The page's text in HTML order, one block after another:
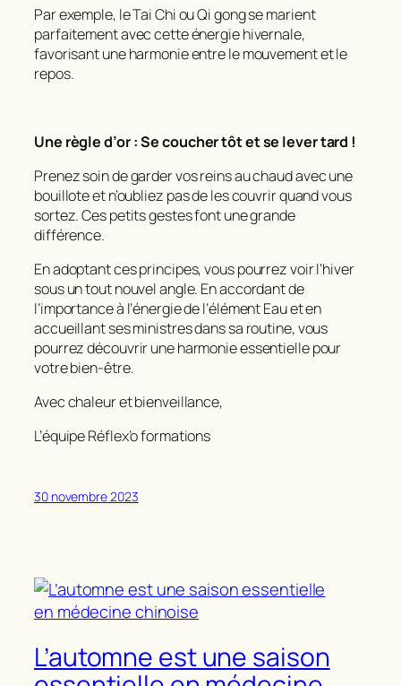
Par exemple, le Tai Chi ou Qi gong se marient
parfaitement avec cette énergie hivernale,
favorisant une harmonie entre le mouvement et le
repos.
Une règle d’or :Se coucher tôt et se lever tard !
Prenez soin de garder vos reins au chaud avec une
bouillote et n’oubliez pas de les couvrir quand vous
sortez. Ces petits gestes font une grande
différence.
En adoptant ces principes, vous pourrez voir l’hiver
sous un tout nouvel angle. En accordant de
l’importance à l’énergie de l’élément Eau et en
accueillant ses ministres dans sa routine, vous
pourrez découvrir une harmonie essentielle pour
votre bien-être.
Avec chaleur et bienveillance,
L’équipe Réflex’o formations
30 novembre 2023
L’automne est une saison